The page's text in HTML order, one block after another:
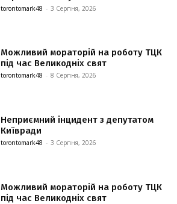
torontomark48 - 3 Серпня, 2026
Можливий мораторій на роботу ТЦК
під час Великодніх свят
torontomark48 - 8 Серпня, 2026
Неприємний інцидент з депутатом
Київради
torontomark48 - 3 Серпня, 2026
Можливий мораторій на роботу ТЦК
під час Великодніх свят